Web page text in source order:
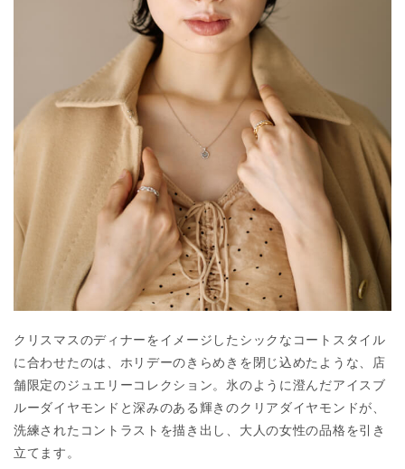
クリスマスのディナーをイメージしたシックなコートスタイル
に合わせたのは、ホリデーのきらめきを閉じ込めたような、店
舗限定のジュエリーコレクション。氷のように澄んだアイスブ
ルーダイヤモンドと深みのある輝きのクリアダイヤモンドが、
洗練されたコントラストを描き出し、大人の女性の品格を引き
立てます。